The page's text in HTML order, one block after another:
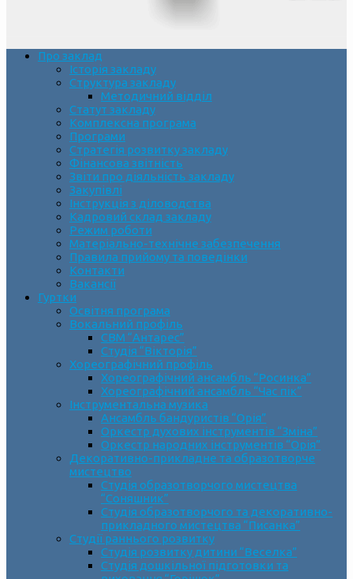
Про заклад
Історія закладу
Структура закладу
Методичний відділ
Статут закладу
Комплексна програма
Програми
Стратегія розвитку закладу
Фінансова звітність
Звіти про діяльність закладу
Закупівлі
Інструкція з діловодства
Кадровий склад закладу
Режим роботи
Матеріально-технічне забезпечення
Правила прийому та поведінки
Контакти
Вакансії
Гуртки
Освітня програма
Вокальний профіль
СВМ “Антарес”
Студія “Вікторія”
Хореографічний профіль
Хореографічний ансамбль “Росинка”
Хореографічний ансамбль “Час пік”
Інструментальна музика
Ансамбль бандуристів “Орія”
Оркестр духових інструментів “Зміна”
Оркестр народних інструментів “Орія”
Декоративно-прикладне та образотворче
мистецтво
Cтудія образотворчого мистецтва
“Соняшник”
Студія образотворчого та декоративно-
прикладного мистецтва “Писанка”
Студії раннього розвитку
Студія розвитку дитини “Веселка”
Студія дошкільної підготовки та